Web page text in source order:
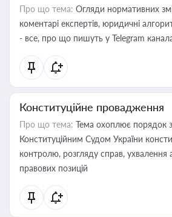
Про що тема: Огляди нормативних
коментарі експертів, юридичні
- все, про що пишуть у Telegram
Конституційне провадження
Про що тема: Тема охоплює порядок
Конституційним Судом України
контролю, розгляду справ, ухвалення
правових позицій